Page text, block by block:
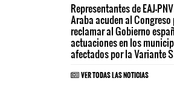
Representantes de EAJ-
Araba acuden al Congreso
reclamar al Gobierno
actuaciones en los
afectados por la Variante
VER TODAS LAS NOTICIAS